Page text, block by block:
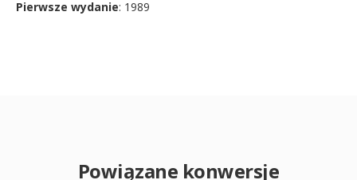
Pierwsze wydanie: 1989
Powiązane konwersje